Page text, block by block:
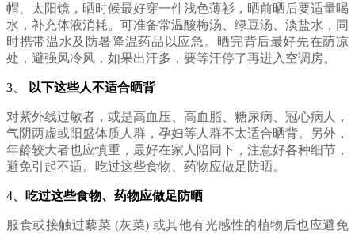
帽、太阳镜，晒时候最好穿一件浅色薄衫，晒前晒后要适量喝
水，补充体液消耗。可准备常温酸梅汤、绿豆汤、淡盐水，同
时携带温水及防暑降温药品以应急。晒完背后最好先在荫凉
处，避强风冷风，如果出汗多，要等汗停了再进入空调房。
3、 以下这些人不适合晒背
对紫外线过敏者，或是高血压、高血脂、糖尿病、冠心病人，
气阴两虚或阳盛体质人群，孕妇等人群不太适合晒背。另外，
年龄较大者也应慎重，最好在家人陪同下，注意好各种细节，
避免引起不适。吃过这些食物、药物应做足防晒。
4、 吃过这些食物、药物应做足防晒
服食或接触过藜菜 (灰菜) 或其他有光感性的植物后也应避免